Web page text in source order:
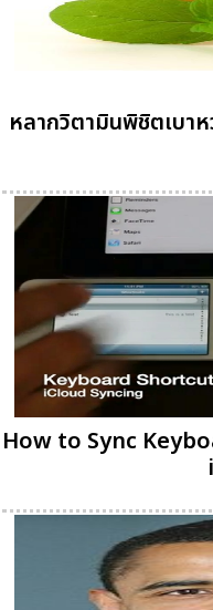
หลากวิตามินพิชิตเบา
How to Sync